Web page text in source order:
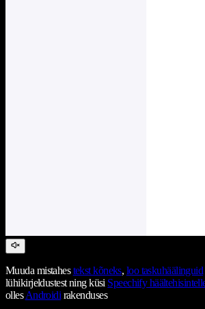
Muuda mistahestekst kõneks, loo taskuhäälinguid
lühikirjeldustest ning küsi Speechify
ollesAndroidirakenduses